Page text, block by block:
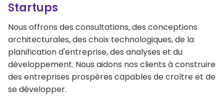
Startups
Nous offrons des consultations, des conceptions
architecturales, des choix technologiques, de la
planification d'entreprise, des analyses et du
développement. Nous aidons nos clients à construire
des entreprises prospères capables de croître et de
se développer.